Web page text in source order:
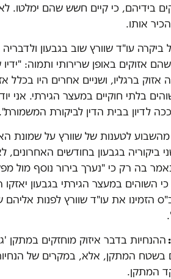
בידיהם, כי קיים חשש שהם
אותו.
ביקרה עו"ד שוורץ שוב בגבעון
אזוקים באופן שרירותי ותמוה:
אזוק ברגליו, ושניים אחרים היו בכלל
בלתי חוקיים במעצר הגירתי. אני
לדיון בבית הדין לביקורת המשמורת".
לטענות של שוורץ על שמונת
ביקוריה בגבעון בחודשים
בה רק כי "נערך בירור נוסף מול
השוהים במעצר הגירתי בגבעון
הזמינו את עו"ד שוורץ לפנות אליהם
ההנחיות בדבר איזוק מוחזקים במתקן
בשטח המתקן, אלא, במקרים של
המתקן.